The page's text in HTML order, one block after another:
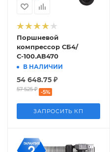
Поршневой
компрессор СБ4/
С-100.АВ470
В НАЛИЧИИ
54 648.75 ₽
57 525₽ -5%
ЗАПРОСИТЬ КП